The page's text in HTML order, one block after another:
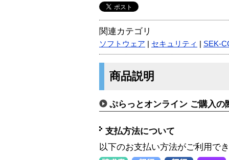
関連カテゴリ
ソフトウェア セキュリティ SEK-
商品説明
ぷらっとオンライン ご購入の
支払方法について
以下のお支払い方法がご利用で